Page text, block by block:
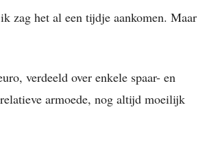
zag het al een tijdje aankomen. Maar
verdeeld over enkele spaar- en
armoede, nog altijd moeilijk